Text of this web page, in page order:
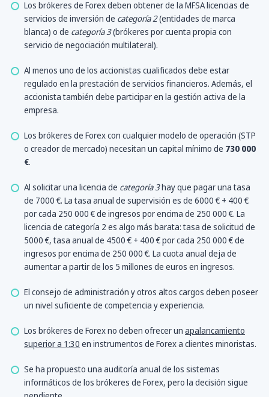
Los brókeres de Forex deben obtener de la MFSA licencias de
servicios de inversión de categoría 2(entidades de marca
blanca) o de categoría 3(brókeres por cuenta propia con
servicio de negociación multilateral).
Al menos uno de los accionistas cualificados debe estar
regulado en la prestación de servicios financieros. Además, el
accionista también debe participar en la gestión activa de la
empresa.
Los brókeres de Forex con cualquier modelo de operación (STP
o creador de mercado) necesitan un capital mínimo de 730 000
€.
Al solicitar una licencia de categoría 3hay que pagar una tasa
de 7000 €. La tasa anual de supervisión es de 6000 € + 400 €
por cada 250 000 € de ingresos por encima de 250 000 €. La
licencia de categoría 2 es algo más barata: tasa de solicitud de
5000 €, tasa anual de 4500 € + 400 € por cada 250 000 € de
ingresos por encima de 250 000 €. La cuota anual deja de
aumentar a partir de los 5 millones de euros en ingresos.
El consejo de administración y otros altos cargos deben poseer
un nivel suficiente de competencia y experiencia.
Los brókeres de Forex no deben ofrecer un apalancamiento
superior a 1:30 en instrumentos de Forex a clientes minoristas.
Se ha propuesto una auditoría anual de los sistemas
informáticos de los brókeres de Forex, pero la decisión sigue